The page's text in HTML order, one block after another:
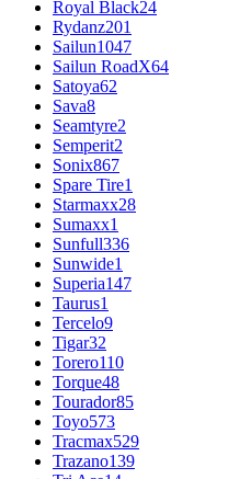
Royal Black24
Rydanz201
Sailun1047
Sailun RoadX64
Satoya62
Sava8
Seamtyre2
Semperit2
Sonix867
Spare Tire1
Starmaxx28
Sumaxx1
Sunfull336
Sunwide1
Superia147
Taurus1
Tercelo9
Tigar32
Torero110
Torque48
Tourador85
Toyo573
Tracmax529
Trazano139